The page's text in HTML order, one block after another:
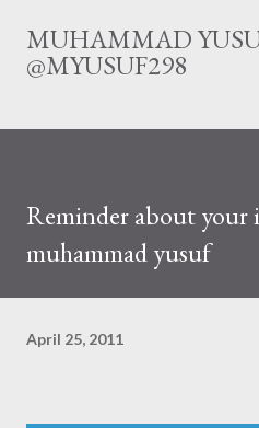
MUHAMMAD
@MYUSUF298
Reminder about
muhammad yusuf
April 25, 2011